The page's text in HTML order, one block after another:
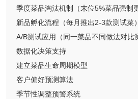
季度菜品淘汰机制（末位5%菜品强制
新品孵化流程（每月推出2-3款测试菜）
A/B测试应用（同一菜品不同做法对比
数据化决策支持
建立菜品生命周期模型
客户偏好预测算法
季节性调整预警系统